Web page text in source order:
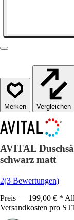
Vergleichen
AVITAL
schwarz matt
2(3 Bewertungen)
Preis — 199,00 € *
Versandkosten pro ST